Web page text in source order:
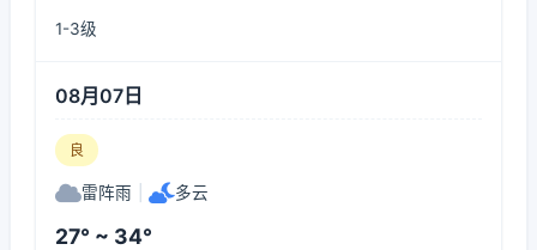
1-3级
08月07日
良
雷阵雨 多云
27° ~ 34°